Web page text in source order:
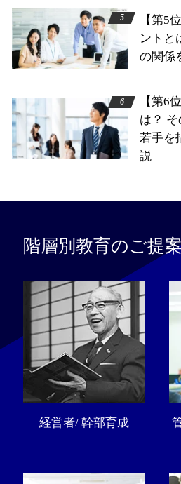
【第5
ントと
の関係
【第6
は？ そ
若手を
説
階層別教育のご提
経営者/ 幹部育成